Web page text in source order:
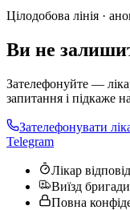
Цілодобова лінія ·
Ви не
Зателефонуйте —
запитання і підкаже
Зателефонувати
Telegram
Лікар
Виїзд
Повна